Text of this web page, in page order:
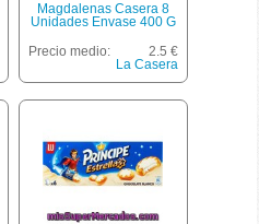
Magdalenas Casera 8
Unidades Envase 400 G
Precio medio:
2.5 €
La Casera